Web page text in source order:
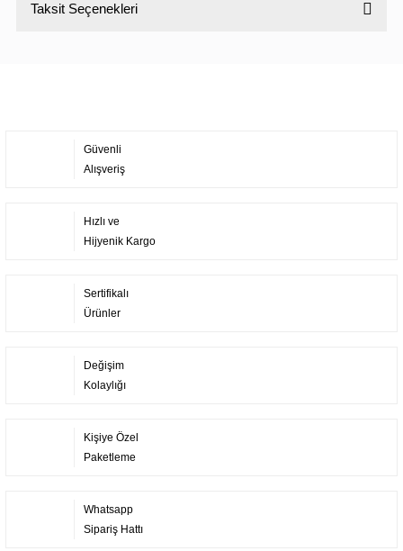
Taksit Seçenekleri
Güvenli
Alışveriş
Hızlı ve
Hijyenik Kargo
Sertifikalı
Ürünler
Değişim
Kolaylığı
Kişiye Özel
Paketleme
Whatsapp
Sipariş Hattı